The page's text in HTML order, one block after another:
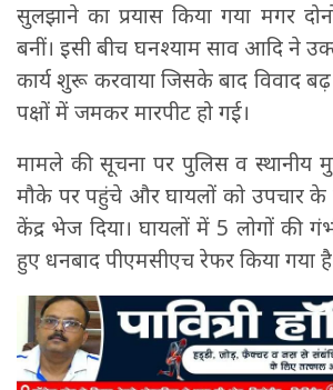
सुलझाने का प्रयास किया गया मगर
बनीं। इसी बीच घनश्याम साव आदि ने
कार्य शुरू करवाया जिसके बाद विवाद
पक्षों में जमकर मारपीट हो गई।
मामले की सूचना पर पुलिस व स्थानीय
मौके पर पहुंचे और घायलों को उपचार के
केंद्र भेज दिया। घायलों में 5 लोगों की
हुए धनबाद पीएमसीएच रेफर किया गया